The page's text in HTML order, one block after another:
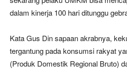
dalam kinerja 100 hari ditunggu
Kata Gus Din sapaan akrabnya,
tergantung pada konsumsi rakyat
(Produk Domestik Regional Bruto)